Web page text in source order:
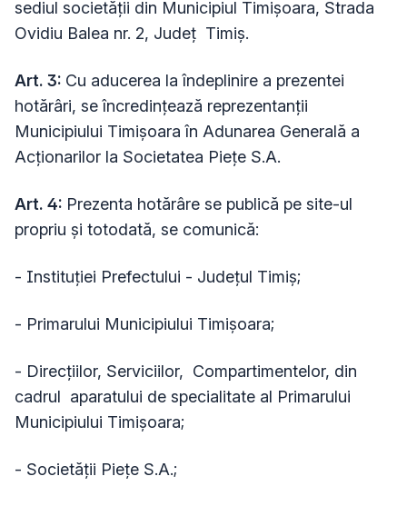
sediul societății din Municipiul Timișoara, Strada
Ovidiu Balea nr. 2, Județ Timiș.
Art. 3: Cu aducerea la îndeplinire a prezentei
hotărâri, se încredinţează reprezentanții
Municipiului Timișoara în Adunarea Generală a
Acționarilor la Societatea Piețe S.A.
Art. 4: Prezenta hotărâre se publică pe site-ul
propriu și totodată, se comunică:
- Instituţiei Prefectului - Judeţul Timiş;
- Primarului Municipiului Timişoara;
- Direcțiilor, Serviciilor, Compartimentelor, din
cadrul aparatului de specialitate al Primarului
Municipiului Timișoara;
- Societății Piețe S.A.;